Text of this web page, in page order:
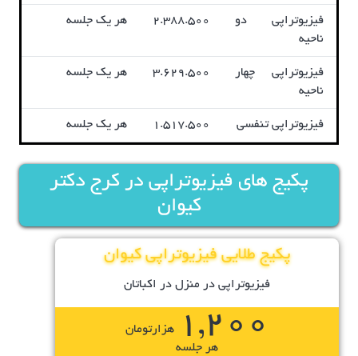
فیزیوتراپی دو
ناحیه
2.388.500 هر یک جلسه
فیزیوتراپی چهار
ناحیه
3.629.500 هر یک جلسه
فیزیوتراپی تنفسی 1.517.500 هر یک جلسه
پکیج های فیزیوتراپی در کرج دکتر
کیوان
پکیج طلایی فیزیوتراپی کیوان
فیزیوتراپی در منزل در اکباتان
1,200
هزارتومان
هر جلسه